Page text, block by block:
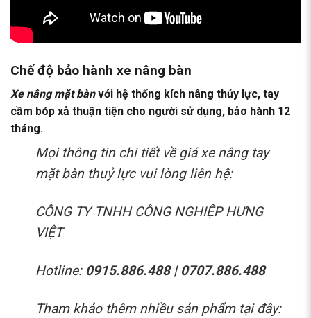
Chế độ bảo hành xe nâng bàn
Xe nâng mặt bànvới hệ thống kích nâng thủy lực, tay
cầm bóp xả thuận tiện cho người sử dụng, bảo hành 12
tháng.
Mọi thông tin chi tiết về giá xe nâng tay
mặt bàn thuỷ lựcvui lòng liên hệ:
CÔNG TY TNHH CÔNG NGHIỆP HƯNG
VIỆT
Hotline: 0915.886.488 | 0707.886.488
Tham khảo thêm nhiều sản phẩm tại đây: